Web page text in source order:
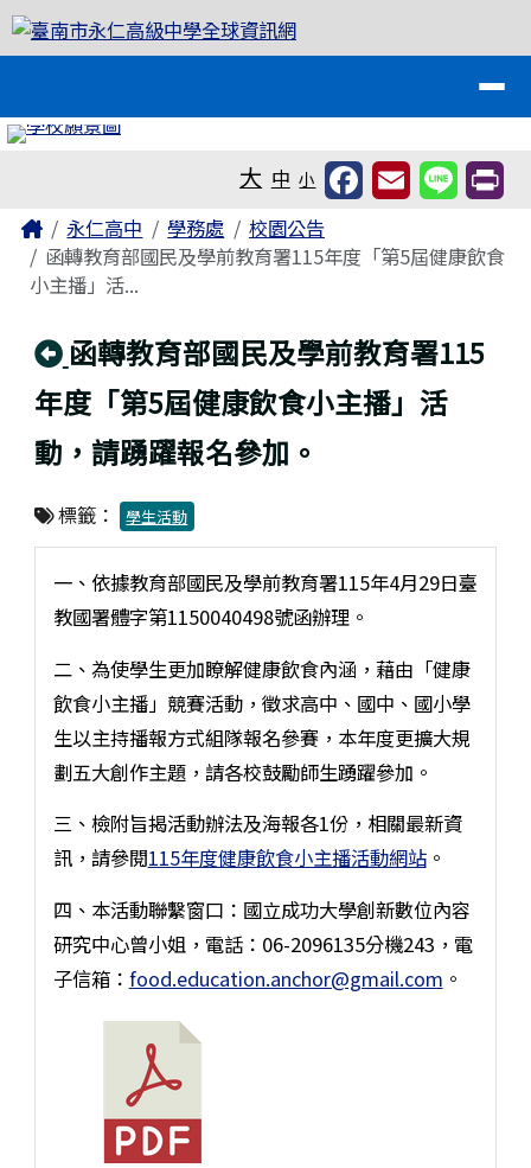
跳至主內容區
臺南市永仁高級中學全球資訊網
大 中 小
主內容區域
Home永仁高中 學務處
校園公告
函轉教育部國民及學前教育署115年度「第5屆健康飲食
小主播」活...
回上頁
函轉教育部國民及學前教育署115
年度「第5屆健康飲食小主播」活
動，請踴躍報名參加。
標籤： 學生活動
一、依據教育部國民及學前教育署115年4月29日臺
教國署體字第1150040498號函辦理。
二、為使學生更加瞭解健康飲食內涵，藉由「健康
飲食小主播」競賽活動，徵求高中、國中、國小學
生以主持播報方式組隊報名參賽，本年度更擴大規
劃五大創作主題，請各校鼓勵師生踴躍參加。
三、檢附旨揭活動辦法及海報各1份，相關最新資
訊，請參閱115年度健康飲食小主播活動網站。
四、本活動聯繫窗口：國立成功大學創新數位內容
研究中心曾小姐，電話：06-2096135分機243，電
子信箱： food.education.anchor@gmail.com 。
頁尾區域